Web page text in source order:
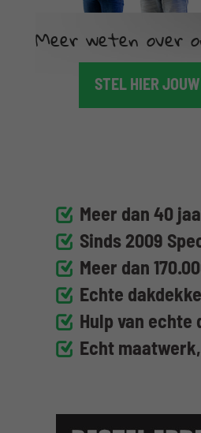
Meer weten over
STEL HIER
Meer dan 40
Sinds 2009
Meer dan
Echte
Hulp van echte
Echt